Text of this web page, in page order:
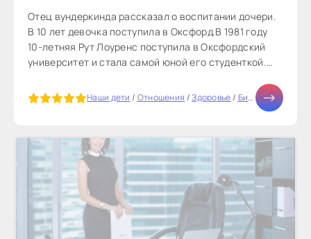
Отец вундеркинда рассказал о воспитании дочери.
В 10 лет девочка поступила в Оксфорд.В 1981 году
10-летняя Рут Лоуренс поступила в Оксфордский
университет и стала самой юной его студенткой.
Наши дети / Отношения /Здоровье/ Бизнес /СТАТЬИ